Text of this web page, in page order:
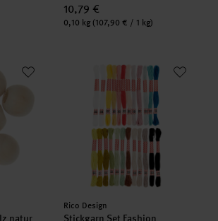
10,79 €
Inhalt:
0,10 kg (107,90 € / 1 kg)
natur 20mm 10 Stück
natur
Stickgarn Set Fashion
Hersteller:
Rico Design
Stickgarn Set Fashion